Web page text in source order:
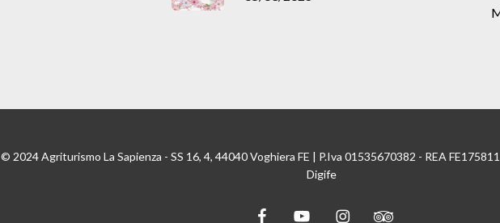
© 2024 Agriturismo La Sapienza - SS 16, 4, 44040 Voghiera FE | P.Iva 01535670382 - REA
Digife
facebookyoutube instagramtripadvisor